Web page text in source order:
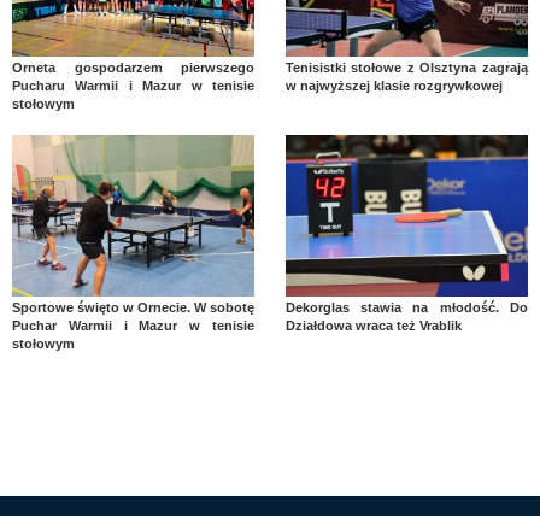
Orneta gospodarzem pierwszego
Pucharu Warmii i Mazur w tenisie
stołowym
Tenisistki stołowe z Olsztyna zagrają
w najwyższej klasie rozgrywkowej
Sportowe święto w Ornecie. W sobotę
Puchar Warmii i Mazur w tenisie
stołowym
Dekorglas stawia na młodość. Do
Działdowa wraca też Vrablik